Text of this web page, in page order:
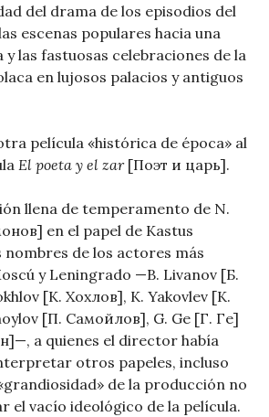
del drama de los episodios del
escenas populares hacia una
las fastuosas celebraciones de la
en lujosos palacios y antiguos
película «histórica de época» al
El poeta y el zar[Поэт и царь].
llena de temperamento de N.
en el papel de Kastus
nombres de los actores más
y Leningrado —B. Livanov [Б.
[К. Хохлов], K. Yakovlev [К.
[П. Самойлов], G. Ge [Г. Ге]
a quienes el director había
otros papeles, incluso
de la producción no
el vacío ideológico de la película.